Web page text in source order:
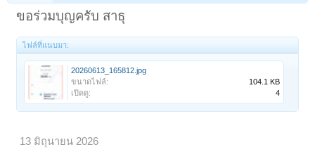
ขอร่วมบุญครับ สาธุ
ไฟล์ที่แนบมา:
20260613_165812.jpg
ขนาดไฟล์:
104.1 KB
เปิดดู:
4
13 มิถุนายน 2026